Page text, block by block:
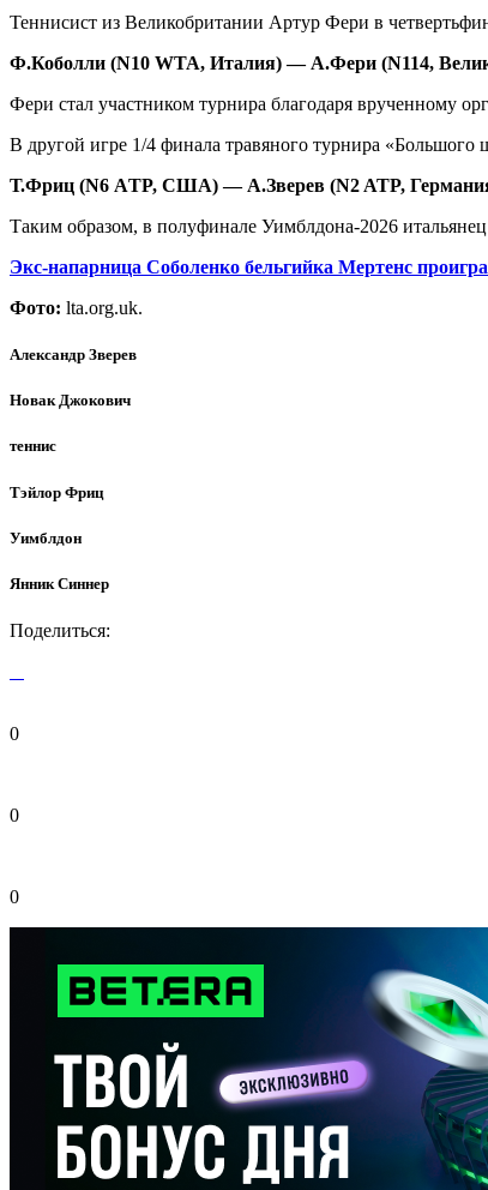
Теннисист из Великобритании Артур Фери в
Ф.Коболли (N10 WTA, Италия) — А.Фери (N114,
Фери стал участником турнира благодаря врученному
В другой игре 1/4 финала травяного турнира
Т.Фриц (N6 АTP, США) — А.Зверев (N2 ATP,
Таким образом, в полуфинале Уимблдона-2026
Экс-напарница Соболенко бельгийка Мертенс
Фото: lta.org.uk.
Александр Зверев
Новак Джокович
теннис
Тэйлор Фриц
Уимблдон
Янник Синнер
Поделиться:
0
0
0